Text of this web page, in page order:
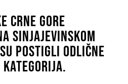
Crne Gore
Sinjajevinskom
postigli odlične
kategorija.